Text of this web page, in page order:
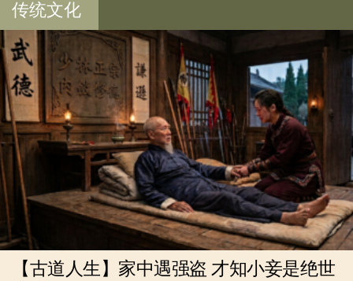
传统文化
【古道人生】家中遇强盗 才知小妾是绝世